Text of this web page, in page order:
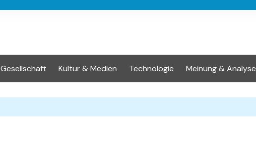
Gesellschaft Kultur & Medien Technologie Meinung & Analyse